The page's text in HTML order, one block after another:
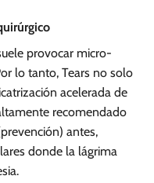
provocar micro-
lo tanto, Tears no solo
acelerada de
recomendado
antes,
donde la lágrima